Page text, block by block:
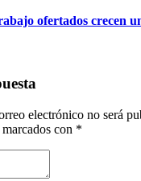
ofertados crecen
electrónico no será
con *